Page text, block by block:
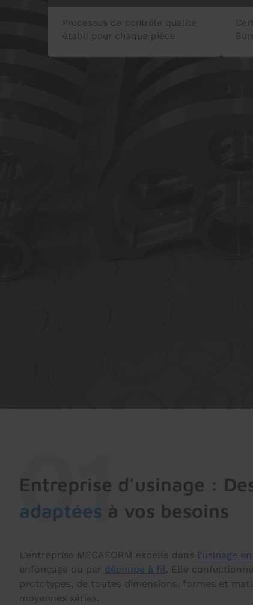
Processus de contrôle qualité
établi pour chaque pièce
Entreprise d'usinage :
adaptées à vos besoins
L’entreprise MECAFORM excelle dans l’usinage
enfonçage ou par découpe à fil. Elle
prototypes, de toutes dimensions, formes et
moyennes séries.